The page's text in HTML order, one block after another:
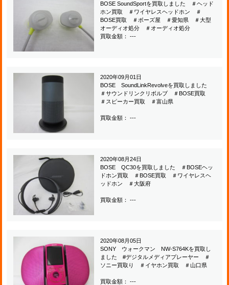
BOSE SoundSportを買取しました ＃ヘッド
ホン買取 ＃ワイヤレスヘッドホン ＃
BOSE買取 ＃ボーズ屋 ＃愛知県 ＃大型
オーディオ処分 ＃オーディオ処分
買取金額： ---
2020年09月01日
BOSE SoundLinkRevolveを買取しました
＃サウンドリンクリボルブ ＃BOSE買取
＃スピーカー買取 ＃富山県
買取金額： ---
2020年08月24日
BOSE QC30を買取しました ＃BOSEヘッ
ドホン買取 ＃BOSE買取 ＃ワイヤレスヘ
ッドホン ＃大阪府
買取金額： ---
2020年08月05日
SONY ウォークマン NW-S764Kを買取し
ました #デジタルメディアプレーヤー ＃
ソニー買取り ＃イヤホン買取 ＃山口県
買取金額： ---